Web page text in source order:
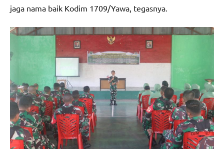
jaga nama baik Kodim 1709/Yawa, tegasnya.